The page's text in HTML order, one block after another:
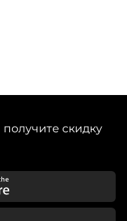
скидку